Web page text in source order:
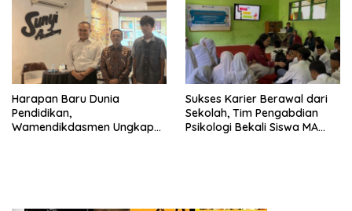
Harapan Baru Dunia
Pendidikan,
Wamendikdasmen Ungkap
Sukses Karier Berawal dari
Sekolah, Tim Pengabdian
Psikologi Bekali Siswa MA